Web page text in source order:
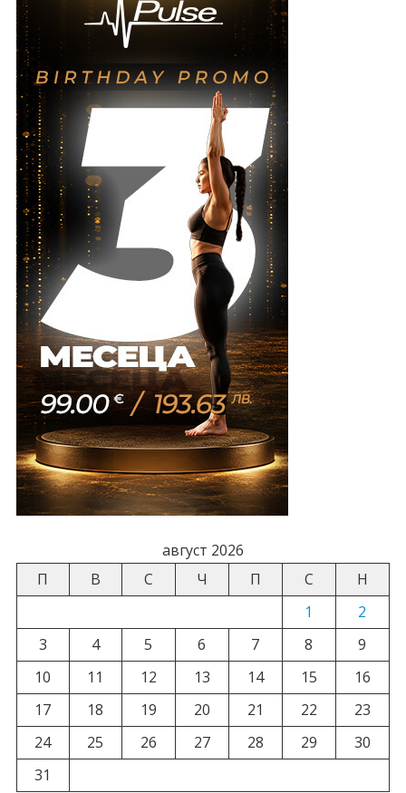
август 2026
П
В С Ч П С
Н
1
2
3
4 5 6 7 8
9
10
11 12 13 14 15
16
17
18 19 20 21 22
23
24
25 26 27 28 29
30
31